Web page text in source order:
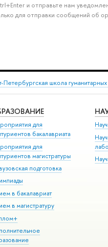
и отправьте нам
для отправки сообщений об
Петербургская школа гуманитарных
для
бакалавриата
для
магистратуры
подготовка
в бакалавриат
в магистратуру